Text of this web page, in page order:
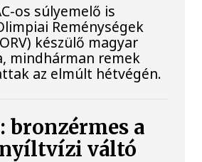
os súlyemelő is
Reménységek
készülő magyar
mindhárman remek
az elmúlt hétvégén.
bronzérmes a
váltó